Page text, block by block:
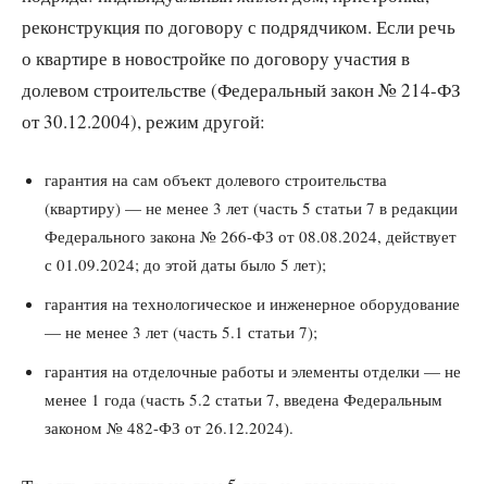
реконструкция по договору с подрядчиком. Если речь
о квартире в новостройке по договору участия в
долевом строительстве (Федеральный закон № 214-ФЗ
от 30.12.2004), режим другой:
гарантия на сам объект долевого строительства
(квартиру) — не менее 3 лет (часть 5 статьи 7 в редакции
Федерального закона № 266-ФЗ от 08.08.2024, действует
с 01.09.2024; до этой даты было 5 лет);
гарантия на технологическое и инженерное оборудование
— не менее 3 лет (часть 5.1 статьи 7);
гарантия на отделочные работы и элементы отделки — не
менее 1 года (часть 5.2 статьи 7, введена Федеральным
законом № 482-ФЗ от 26.12.2024).